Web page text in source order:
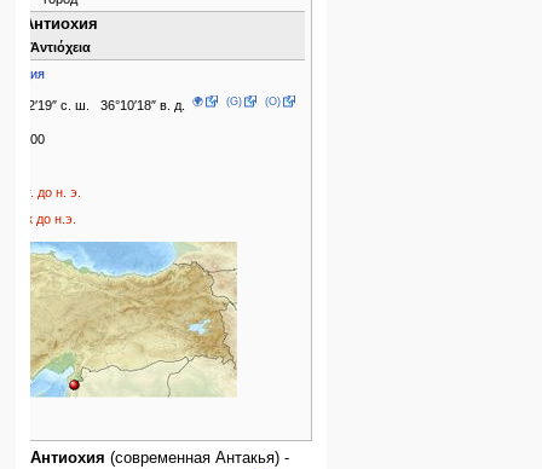
Антиохия
Ἀντιόχεια
Турция
36°12′19″ с. ш. 36°10′18″ в. д. 🌍 (G) (O)
217000
300 г. до н. э.
2 век до н.э.
Антиохия (современная Антакья) -